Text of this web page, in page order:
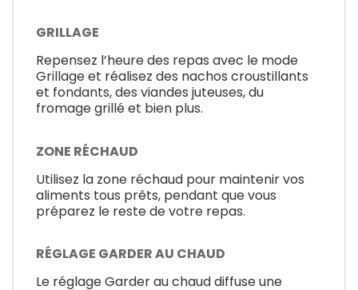
GRILLAGE
Repensez l’heure des repas avec le mode
Grillage et réalisez des nachos croustillants
et fondants, des viandes juteuses, du
fromage grillé et bien plus.
ZONE RÉCHAUD
Utilisez la zone réchaud pour maintenir vos
aliments tous prêts, pendant que vous
préparez le reste de votre repas.
RÉGLAGE GARDER AU CHAUD
Le réglage Garder au chaud diffuse une